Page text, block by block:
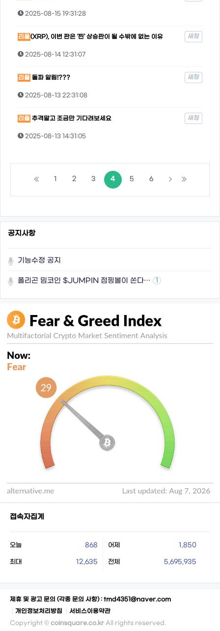
2025-08-15 19:31:28
리플(XRP), 이번 판은 ‘찐’ 상승판이 될 수밖에 없는 이유 새창
2025-08-14 12:31:07
리플 돌파 알림!??? 새창
2025-08-13 22:31:08
리플 추격말고 조금만 기다려보세요 새창
2025-08-13 14:31:05
1 2 3 4 5 6
공지사항
기능수정 공지
폴리곤 밈코인 $JUMPIN 점핑볼이 쏜다… 1
접속자집계
오늘 868 어제 1,850
최대 12,635 전체 5,695,935
제휴 및 광고 문의 (각종 문의 사항) : tmd4351@naver.com
개인정보처리방침
서비스이용약관
Copyright © coinsquare.co.kr All rights reserved.